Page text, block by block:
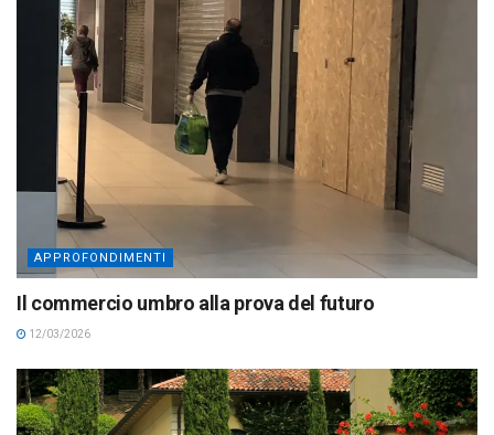
APPROFONDIMENTI
Il commercio umbro alla prova del futuro
12/03/2026